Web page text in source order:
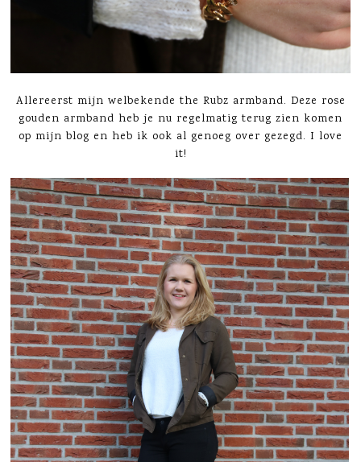
Allereerst mijn welbekende the Rubz armband. Deze rose
gouden armband heb je nu regelmatig terug zien komen
op mijn blog en heb ik ook al genoeg over gezegd. I love
it!